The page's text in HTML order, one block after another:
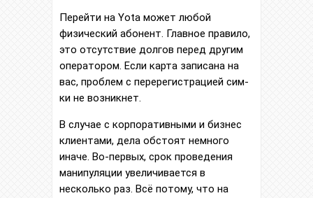
Перейти на Yota может любой
физический абонент. Главное правило,
это отсутствие долгов перед другим
оператором. Если карта записана на
вас, проблем с перерегистрацией сим-
ки не возникнет.
В случае с корпоративными и бизнес
клиентами, дела обстоят немного
иначе. Во-первых, срок проведения
манипуляции увеличивается в
несколько раз. Всё потому, что на